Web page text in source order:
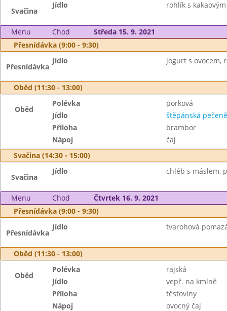
Svačina
Jídlo rohlík s
Menu Chod
Středa 15. 9. 2021
Přesnídávka (9:00 - 9:30)
Přesnídávka
Jídlo jogurt s ovocem,
Oběd (11:30 - 13:00)
Oběd
Polévka
porková
Jídlo
štěpánská pečeně
Příloha
brambor
Nápoj
čaj
Svačina (14:30 - 15:00)
Svačina
Jídlo chléb s máslem,
Menu Chod
Čtvrtek 16. 9. 2021
Přesnídávka (9:00 - 9:30)
Přesnídávka
Jídlo tvarohová
Oběd (11:30 - 13:00)
Oběd
Polévka
rajská
Jídlo
vepř. na kmíně
Příloha
těstoviny
Nápoj
ovocný čaj